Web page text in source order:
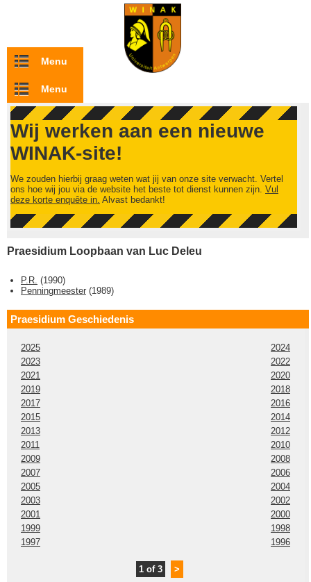
Overslaan en naar de inhoud gaan
Menu
Menu
Wij werken aan een nieuwe
WINAK-site!
We zouden hierbij graag weten wat jij van onze site verwacht. Vertel
ons hoe wij jou via de website het beste tot dienst kunnen zijn. Vul
deze korte enquête in. Alvast bedankt!
Praesidium Loopbaan van Luc Deleu
P.R. (1990)
Penningmeester (1989)
Praesidium Geschiedenis
2025
2024
2023
2022
2021
2020
2019
2018
2017
2016
2015
2014
2013
2012
2011
2010
2009
2008
2007
2006
2005
2004
2003
2002
2001
2000
1999
1998
1997
1996
1 of 3 >